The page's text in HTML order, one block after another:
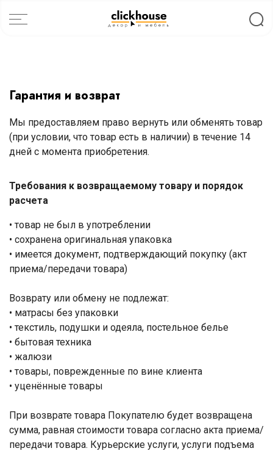
Гарантия и возврат
Мы предоставляем право вернуть или обменять товар
(при условии, что товар есть в наличии) в течение 14
дней с момента приобретения.
Требования к возвращаемому товару и порядок
расчета
• товар не был в употреблении
• сохранена оригинальная упаковка
• имеется документ, подтверждающий покупку (акт
приема/передачи товара)
Возврату или обмену не подлежат:
• матрасы без упаковки
• текстиль, подушки и одеяла, постельное белье
• бытовая техника
• жалюзи
• товары, поврежденные по вине клиента
• уценённые товары
При возврате товара Покупателю будет возвращена
сумма, равная стоимости товара согласно акта приема/
передачи товара. Курьерские услуги, услуги подъема